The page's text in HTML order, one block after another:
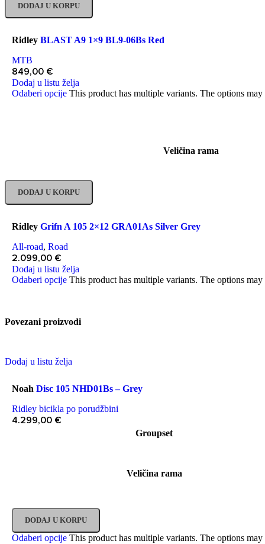
DODAJ U KORPU
Ridley BLAST A9 1×9 BL9-06Bs Red
MTB
849,00 €
Dodaj u listu želja
Odaberi opcije This product has multiple variants. The options
Veličina rama
DODAJ U KORPU
Ridley Grifn A 105 2×12 GRA01As Silver Grey
All-road, Road
2.099,00 €
Dodaj u listu želja
Odaberi opcije This product has multiple variants. The options
Povezani proizvodi
Dodaj u listu želja
Noah Disc 105 NHD01Bs – Grey
Ridley bicikla po porudžbini
4.299,00 €
Groupset
Veličina rama
DODAJ U KORPU
Odaberi opcije This product has multiple variants. The options